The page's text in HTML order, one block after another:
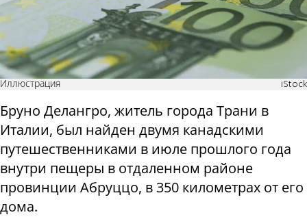
Иллюстрация iStock
Бруно Делангро, житель города Трани в
Италии, был найден двумя канадскими
путешественниками в июле прошлого года
внутри пещеры в отдаленном районе
провинции Абруццо, в 350 километрах от его
дома.